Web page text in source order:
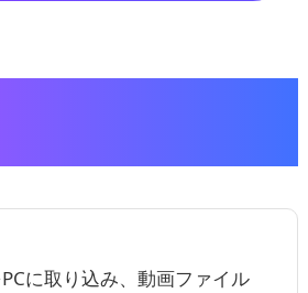
に取り込み、動画ファイル